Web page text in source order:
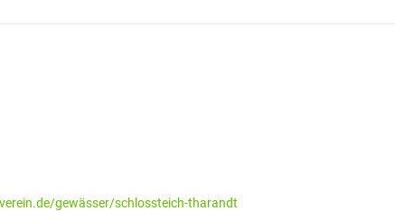
gewässer/schlossteich-tharandt